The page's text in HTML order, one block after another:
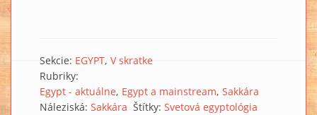
Sekcie: EGYPT V skratke
Rubriky:
Egypt - aktuálne Egypt a mainstream Sakkára
Náleziská: Sakkára Štítky: Svetová egyptológia